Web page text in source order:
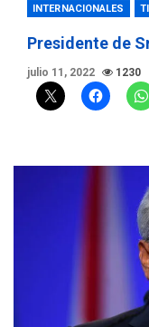
INTERNACIONALES
Presidente de
julio 11, 2022 1230